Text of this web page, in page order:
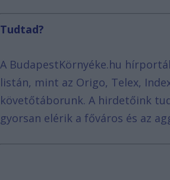
Tudtad?
A BudapestKörnyéke.hu
listán, mint az Origo, Telex,
követőtáborunk. A hirdetőink
gyorsan elérik a főváros és az